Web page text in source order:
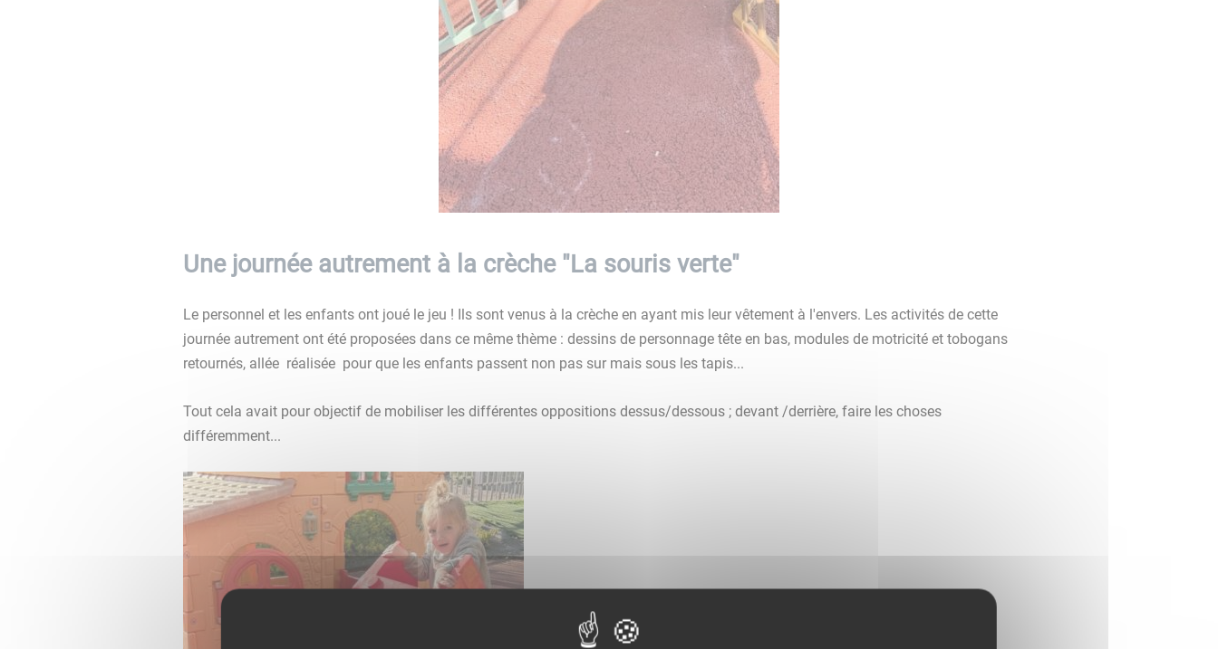
Une journée autrement à la crèche "La souris verte"
Le personnel et les enfants ont joué le jeu ! Ils sont venus à la crèche en ayant mis leur vêtement à l'envers. Les activités de cette
journée autrement ont été proposées dans ce même thème : dessins de personnage tête en bas, modules de motricité et tobogans
retournés, allée réalisée pour que les enfants passent non pas sur mais sous les tapis...
Tout cela avait pour objectif de mobiliser les différentes oppositions dessus/dessous ; devant /derrière, faire les choses
différemment...